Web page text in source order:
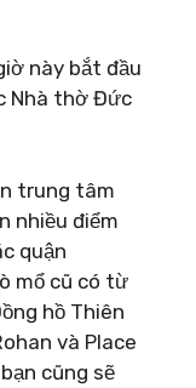
này bắt đầu
Nhà thờ Đức
trung tâm
nhiều điểm
quận
mổ cũ có từ
hồ Thiên
và Place
cũng sẽ